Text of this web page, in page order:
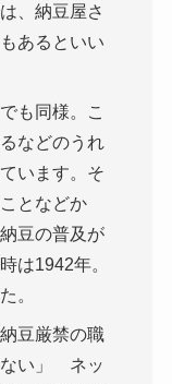
、納豆屋さ
あるといい
も同様。こ
などのうれ
います。そ
となどか
豆の普及が
は1942年。
。
豆厳禁の職
ない」 ネッ